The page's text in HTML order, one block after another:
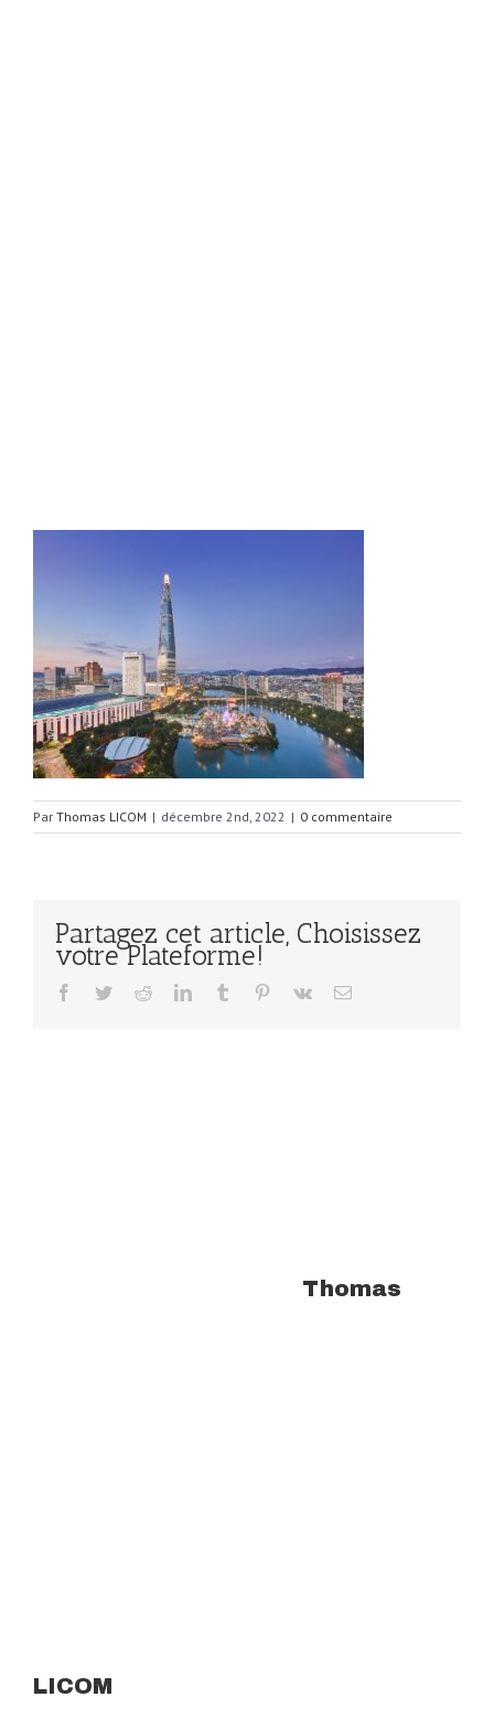
Par Thomas LICOM | décembre 2nd, 2022 | 0 commentaire
Partagez cet article, Choisissez
votre Plateforme!
Facebook
TwitterRedditLinkedInTumblr Pinterest
Vk Email
Thomas
LICOM